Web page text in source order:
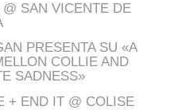
SAN VICENTE DE
PRESENTA SU «A
COLLIE AND
SADNESS»
+ END IT @ COLISE